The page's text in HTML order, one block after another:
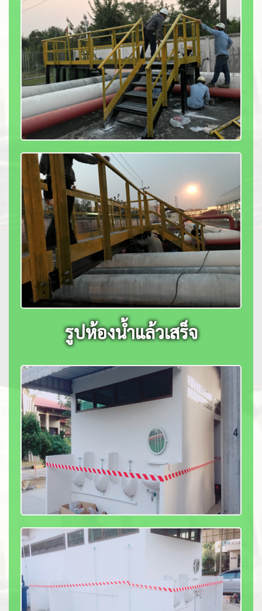
รูปห้องน้ำแล้วเสร็จ